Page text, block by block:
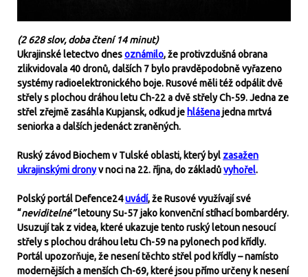
(2 628 slov, doba čtení 14 minut)
Ukrajinské letectvo dnesoznámilo, že protivzdušná obrana
zlikvidovala 40 dronů, dalších 7 bylo pravděpodobně vyřazeno
systémy radioelektronického boje. Rusové měli též odpálit dvě
střely s plochou dráhou letu Ch-22 a dvě střely Ch-59. Jedna ze
střel zřejmě zasáhla Kupjansk, odkud je hlášenajedna mrtvá
seniorka a dalších jedenáct zraněných.
Ruský závod Biochem v Tulské oblasti, který byl zasažen
ukrajinskými dronyv noci na 22. října, do základůvyhořel.
Polský portál Defence24uvádí, že Rusové využívají své
“neviditelné”letouny Su-57 jako konvenční stíhací bombardéry.
Usuzují tak z videa, které ukazuje tento ruský letoun nesoucí
střely s plochou dráhou letu Ch-59 na pylonech pod křídly.
Portál upozorňuje, že nesení těchto střel pod křídly – namísto
modernějších a menších Ch-69, které jsou přímo určeny k nesení